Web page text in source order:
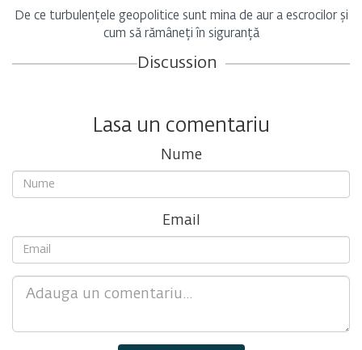
De ce turbulențele geopolitice sunt mina de aur a escrocilor și
cum să rămâneți în siguranță
Discussion
Lasa un comentariu
Nume
Email